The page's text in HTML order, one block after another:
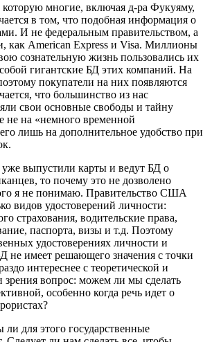
которую многие, включая д-ра Фукуяму,
в том, что подобная информация о
И не федеральным правительством, а
как American Express и Visa. Миллионы
сознательную жизнь пользовались их
гигантские БД этих компаний. На
покупатели на них появляются
что большинство из нас
свои основные свободы и тайну
не на «немного временной
лишь на дополнительное удобство при
выпустили карты и ведут БД о
то почему это не дозволено
я не понимаю. Правительство США
видов удостоверений личности:
страхования, водительские права,
паспорта, визы и т.д. Поэтому
удостоверениях личности и
не имеет решающего значения с точки
интереснее с теоретической и
зрения вопрос: можем ли мы сделать
особенно когда речь идет о
для этого государственные